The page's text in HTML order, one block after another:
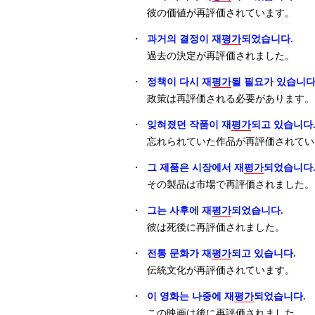
彼の価値が再評価されています。
・ 과거의 결정이 재 평가되었습니다.
過去の決定が再評価されました。
・ 정책이 다시 재 평가될 필요가 있습니
政策は再評価される必要があります。
・ 잊혀졌던 작품이 재 평가되고 있습니다.
忘れられていた作品が再評価されてい
・ 그 제품은 시장에서 재 평가되었습니다.
その製品は市場で再評価されました。
・ 그는 사후에 재 평가되었습니다.
彼は死後に再評価されました。
・ 전통 문화가 재 평가되고 있습니다.
伝統文化が再評価されています。
・ 이 영화는 나중에 재 평가되었습니다.